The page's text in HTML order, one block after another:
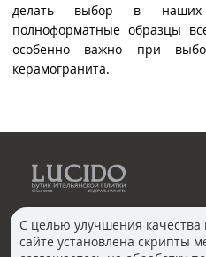
делать выбор в наших
полноформатные образцы
особенно важно при
керамогранита.
КОНТАКТЫ
С целью улучшения качества
сайте установлена скрипты